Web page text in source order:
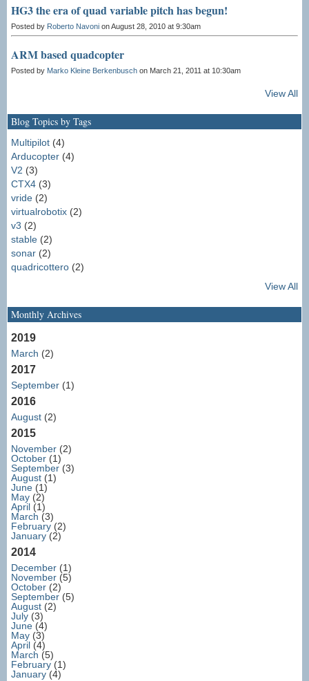
HG3 the era of quad variable pitch has begun!
Posted by Roberto Navoni on August 28, 2010 at 9:30am
ARM based quadcopter
Posted by Marko Kleine Berkenbusch on March 21, 2011 at 10:30am
View All
Blog Topics by Tags
Multipilot (4)
Arducopter (4)
V2 (3)
CTX4 (3)
vride (2)
virtualrobotix (2)
v3 (2)
stable (2)
sonar (2)
quadricottero (2)
View All
Monthly Archives
2019
March (2)
2017
September (1)
2016
August (2)
2015
November (2)
October (1)
September (3)
August (1)
June (1)
May (2)
April (1)
March (3)
February (2)
January (2)
2014
December (1)
November (5)
October (2)
September (5)
August (2)
July (3)
June (4)
May (3)
April (4)
March (5)
February (1)
January (4)